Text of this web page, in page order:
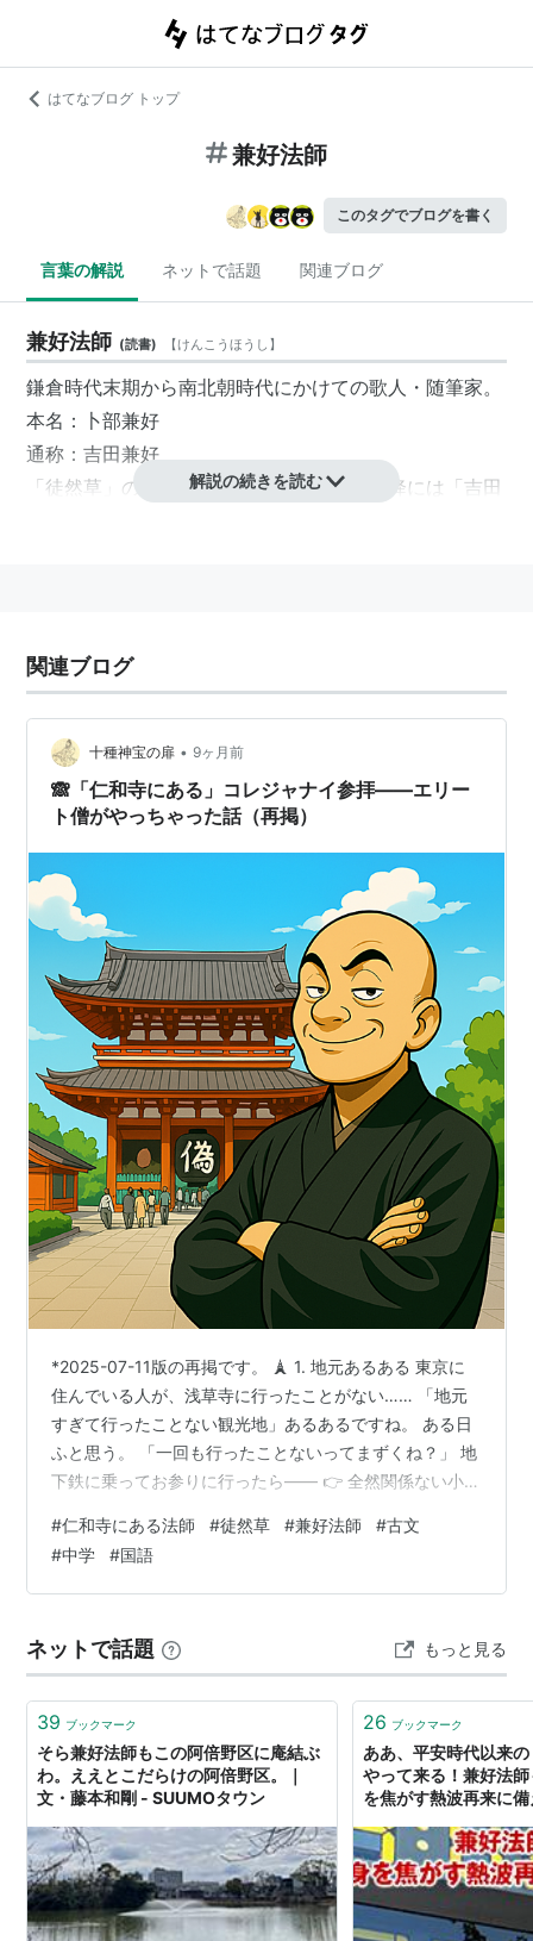
はてなブログ トップ
兼好法師
このタグでブログを書く
言葉の解説 ネットで話題 関連ブログ
兼好法師 (読書) 【けんこうほうし 】
鎌倉時代末期から南北朝時代にかけての歌人・随筆家。
本名 ：
卜部兼好
通称 ：吉田兼好
「徒然草 」の作者として有名。江戸時代 以降には「吉田
たエピソードが出てくる。
解説の続きを読む
関連ブログ
十種神宝の扉 • 9ヶ月前
🙈「仁和寺にある」コレジャナイ参拝――エリー
ト僧がやっちゃった話（再掲）
*2025-07-11版の再掲です。 🗼 1. 地元あるある 東京に
住んでいる人が、浅草寺に行ったことがない…… 「地元
すぎて行ったことない観光地」あるあるですね。 ある日
ふと思う。 「一回も行ったことないってまずくね？」 地
下鉄に乗ってお参りに行ったら―― 👉 全然関係ない小さ
年前にもいた！ 今ならネットやテレビがあるから、そん
なミスはしないはず。 でも700年前、やっちゃった人が
いました。 それが「仁和寺にある法師」。 超エリートの
っさん僧侶。 なのに――「仁和寺」を知らずにコレ…
#仁和寺にある法師 #徒然草 #兼好法師 #古文
#中学 #国語
ネットで話題 もっと見る
39 ブックマーク
そら兼好法師もこの阿倍野区に庵結ぶ
わ。ええとこだらけの阿倍野区。｜
文・藤本和剛 - SUUMOタウン
26 ブックマーク
ああ、平安時代以来
やって来る！兼好法
を焦がす熱波再来に